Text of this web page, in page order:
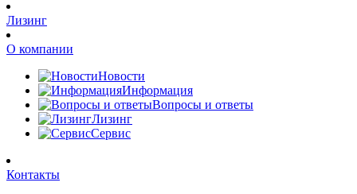
Лизинг
О компании
Новости
Информация
Вопросы и ответы
Лизинг
Сервис
Контакты